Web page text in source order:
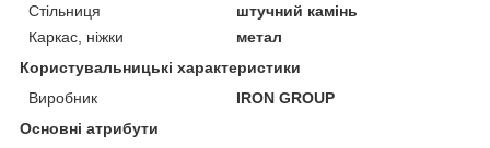
Стільниця
штучний камінь
Каркас, ніжки
метал
Користувальницькі характеристики
Виробник
IRON GROUP
Основні атрибути